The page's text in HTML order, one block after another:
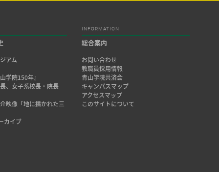
アム
学院150年』
、女子系校長・院長
映像「地に播かれた三
カイブ
INFORMATION
総合案内
お問い合わせ
教職員採用情報
青山学院共済会
キャンパスマップ
アクセスマップ
このサイトについて